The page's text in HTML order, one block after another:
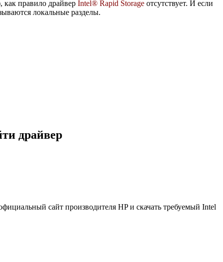
как правило драйвер Intel® Rapid Storage отсутствует. И если
локальные разделы.
драйвер
сайт производителя HP и скачать требуемый Intel